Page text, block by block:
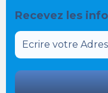
Recevez les